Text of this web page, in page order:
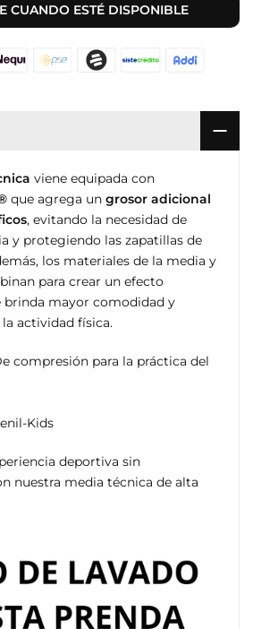
CUANDO ESTÉ DISPONIBLE
viene equipada con
que agrega un grosor adicional
, evitando la necesidad de
y protegiendo las zapatillas de
los materiales de la media y
para crear un efecto
brinda mayor comodidad y
actividad física.
compresión para la práctica del
Kids
deportiva sin
nuestra media técnica de alta